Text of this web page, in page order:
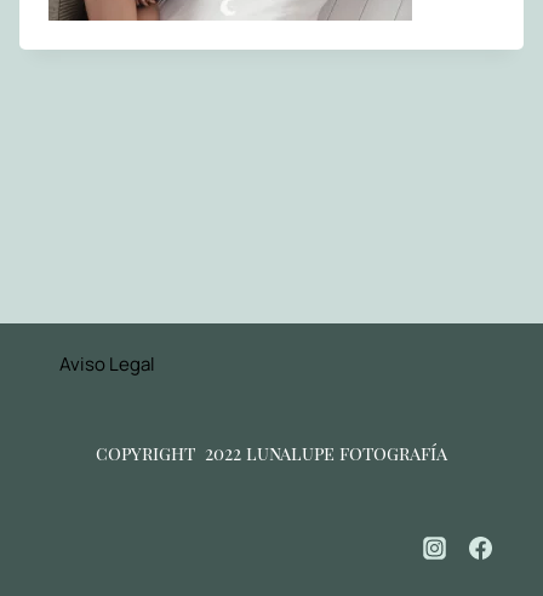
Aviso Legal
copyright 2022 lunalupe fotografía